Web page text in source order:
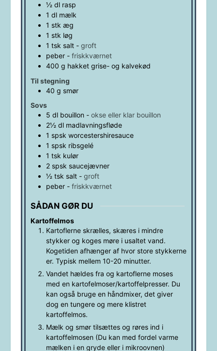
½ dl rasp
1 dl mælk
1 stk æg
1 stk løg
1 tsk salt- groft
peber- friskkværnet
400 g hakket grise- og kalvekød
Til stegning
40 g smør
Sovs
5 dl bouillon- okse eller klar bouillon
2½ dl madlavningsfløde
1 spsk worcestershiresauce
1 spsk ribsgelé
1 tsk kulør
2 spsk saucejævner
½ tsk salt- groft
peber- friskkværnet
SÅDAN GØR DU
Kartoffelmos
Kartoflerne skrælles, skæres i mindre
stykker og koges møre i usaltet vand.
Kogetiden afhænger af hvor store stykkerne
er. Typisk mellem 10-20 minutter.
Vandet hældes fra og kartoflerne moses
med en kartofelmoser/kartoffelpresser. Du
kan også bruge en håndmixer, det giver
dog en tungere og mere klistret
kartoffelmos.
Mælk og smør tilsættes og røres ind i
kartoffelmosen (Du kan med fordel varme
mælken i en gryde eller i mikroovnen)